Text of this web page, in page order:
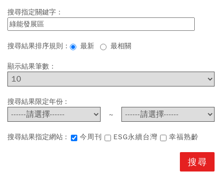
搜尋指定關鍵字：
搜尋結果排序規則： 最新 最相關
顯示結果筆數：
搜尋結果限定年份 :
~
搜尋結果指定網站 : 今周刊 ESG永續台灣 幸福熟齡